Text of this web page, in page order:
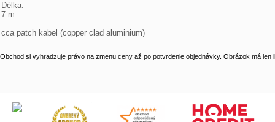
Délka:
7 m
cca patch kabel (copper clad aluminium)
Obchod si vyhradzuje právo na zmenu ceny až po potvrdenie objednávky. Obrázok má len